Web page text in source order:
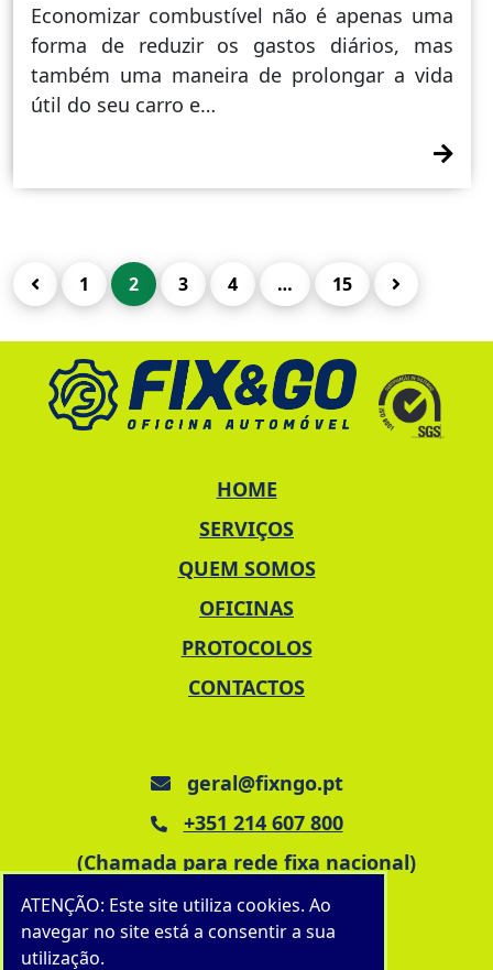
ATENÇÃO: Este site utiliza cookies. Ao
navegar no site está a consentir a sua
utilização.
Economizar combustível não é apenas uma
forma de reduzir os gastos diários, mas
também uma maneira de prolongar a vida
útil do seu carro e…
PAGINAÇÃO
DOS
CONTEÚDOS
1 2 3 4 … 15
HOME
SERVIÇOS
QUEM SOMOS
OFICINAS
PROTOCOLOS
CONTACTOS
geral@fixngo.pt
+351 214 607 800
(Chamada para rede fixa nacional)